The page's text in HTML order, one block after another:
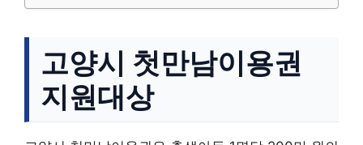
고양시 첫만남이용권
지원대상